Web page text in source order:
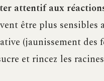
attentif aux
être plus sensibles
(jaunissement
et rincez les